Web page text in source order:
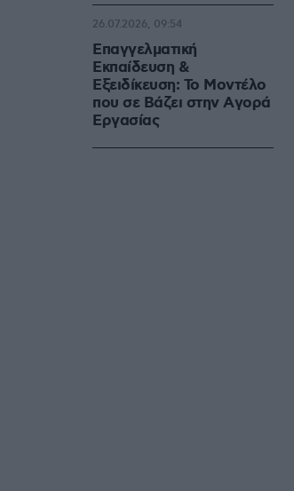
Επαγγελματική
Εκπαίδευση &
Εξειδίκευση: Το Mοντέλο
που σε Bάζει στην Aγορά
Eργασίας
26.07.2026, 09:54